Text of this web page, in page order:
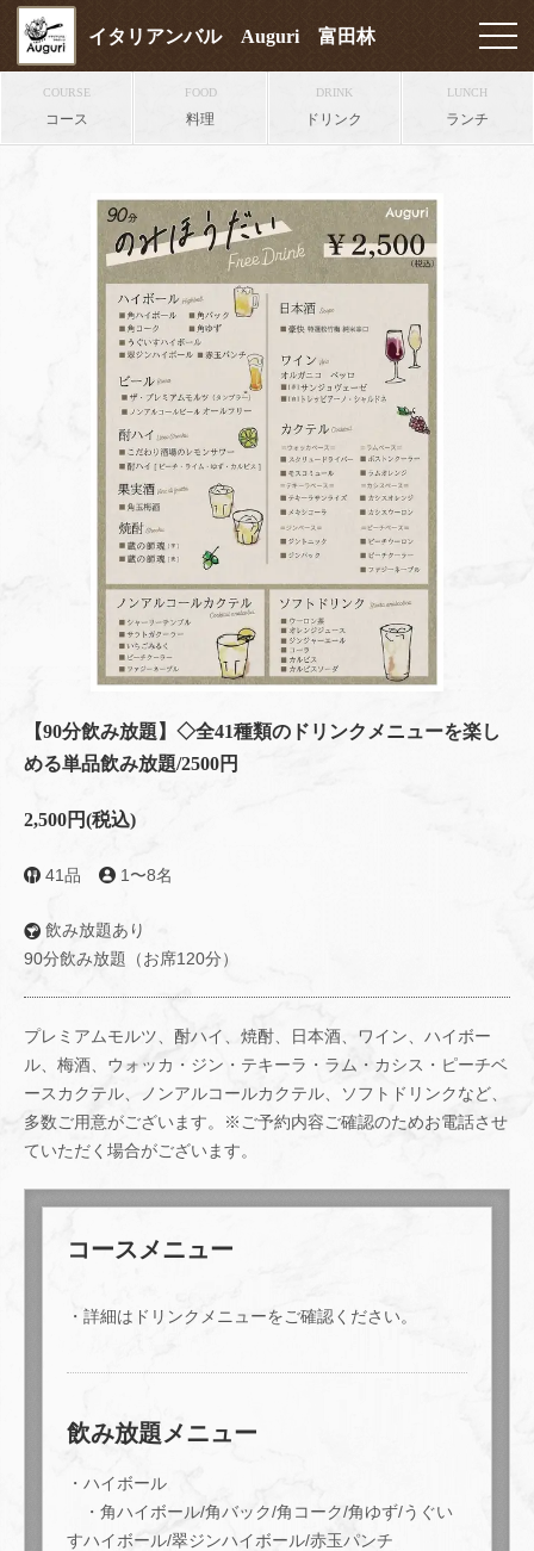
イタリアンバル Auguri 富田林
COURSE
コース
FOOD
料理
DRINK
ドリンク
LUNCH
ランチ
【90分飲み放題】◇全41種類のドリンクメニューを楽し
める単品飲み放題/2500円
2,500円(税込)
41品 1〜8名
飲み放題あり
90分飲み放題（お席120分）
プレミアムモルツ、酎ハイ、焼酎、日本酒、ワイン、ハイボー
ル、梅酒、ウォッカ・ジン・テキーラ・ラム・カシス・ピーチベ
ースカクテル、ノンアルコールカクテル、ソフトドリンクなど、
多数ご用意がございます。※ご予約内容ご確認のためお電話させ
ていただく場合がございます。
コースメニュー
・詳細はドリンクメニューをご確認ください。
飲み放題メニュー
・ハイボール
・角ハイボール/角バック/角コーク/角ゆず/うぐい
すハイボール/翠ジンハイボール/赤玉パンチ